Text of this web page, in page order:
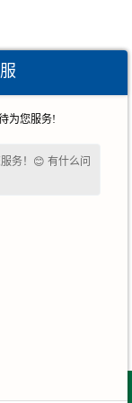
为您服务!
务！😊 有什么问